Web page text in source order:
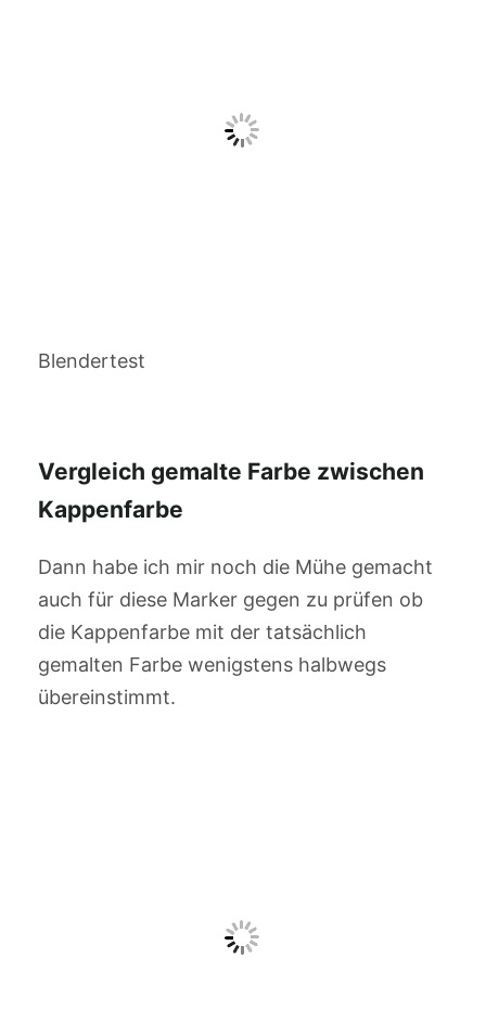
Blendertest
Vergleich gemalte Farbe zwischen
Kappenfarbe
Dann habe ich mir noch die Mühe gemacht
auch für diese Marker gegen zu prüfen ob
die Kappenfarbe mit der tatsächlich
gemalten Farbe wenigstens halbwegs
übereinstimmt.